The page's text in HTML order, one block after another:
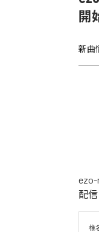
開
新曲
ezo-
配
椎